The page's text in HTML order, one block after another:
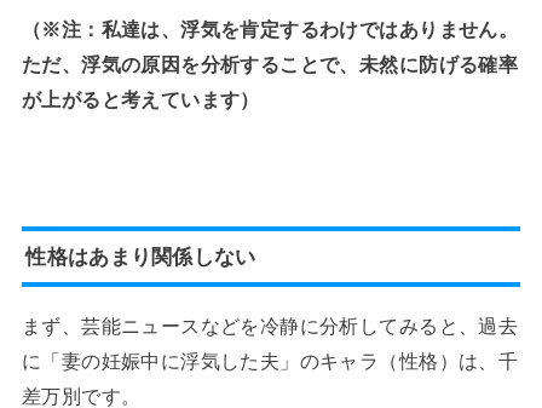
（※注：私達は、浮気を肯定するわけではありません。
ただ、浮気の原因を分析することで、未然に防げる確率
が上がると考えています）
性格はあまり関係しない
まず、芸能ニュースなどを冷静に分析してみると、過去
に「妻の妊娠中に浮気した夫」のキャラ（性格）は、千
差万別です。